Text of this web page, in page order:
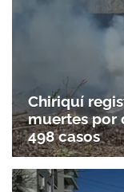
Chiriquí
muertes por
498 casos